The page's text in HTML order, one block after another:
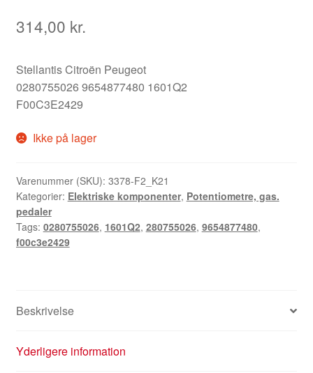
314,00 kr.
Stellantis Citroën Peugeot
0280755026 9654877480 1601Q2
F00C3E2429
Ikke på lager
Varenummer (SKU): 3378-F2_K21
Kategorier: Elektriske komponenter, Potentiometre, gas.
pedaler
Tags: 0280755026, 1601Q2, 280755026, 9654877480,
f00c3e2429
Beskrivelse
Yderligere information